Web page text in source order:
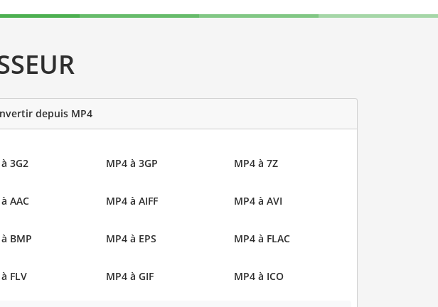
depuis MP4
3G2 MP4 à 3GP MP4 à 7Z
AAC MP4 à AIFF MP4 à AVI
BMP MP4 à EPS MP4 à FLAC
FLV MP4 à GIF MP4 à ICO